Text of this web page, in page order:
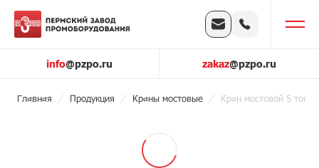
info@pzpo.ru zakaz@pzpo.ru
Главная Продукция Краны мостовые Кран мостовой 5 тонн